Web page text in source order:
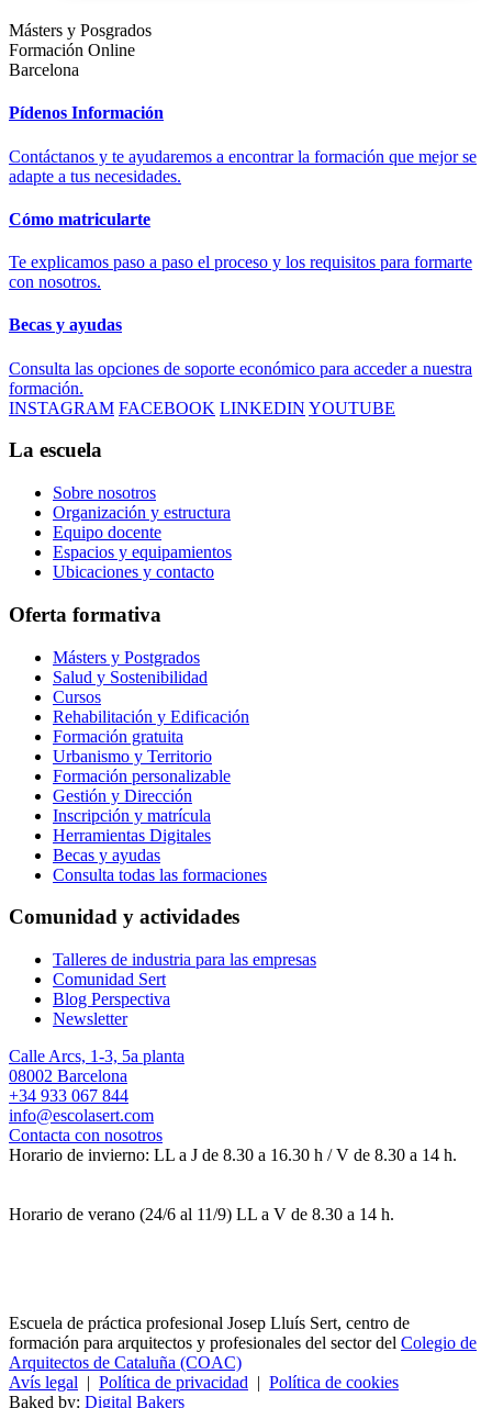
Másters y Posgrados
Formación Online
Barcelona
Pídenos Información
Contáctanos y te ayudaremos a encontrar la formación que mejor se
adapte a tus necesidades.
Cómo matricularte
Te explicamos paso a paso el proceso y los requisitos para formarte
con nosotros.
Becas y ayudas
Consulta las opciones de soporte económico para acceder a nuestra
formación.
INSTAGRAM FACEBOOK LINKEDIN YOUTUBE
La escuela
Sobre nosotros
Organización y estructura
Equipo docente
Espacios y equipamientos
Ubicaciones y contacto
Oferta formativa
Másters y Postgrados
Salud y Sostenibilidad
Cursos
Rehabilitación y Edificación
Formación gratuita
Urbanismo y Territorio
Formación personalizable
Gestión y Dirección
Inscripción y matrícula
Herramientas Digitales
Becas y ayudas
Consulta todas las formaciones
Comunidad y actividades
Talleres de industria para las empresas
Comunidad Sert
Blog Perspectiva
Newsletter
Calle Arcs, 1-3, 5a planta
08002 Barcelona
+34 933 067 844
info@escolasert.com
Contacta con nosotros
Horario de invierno: LL a J de 8.30 a 16.30 h / V de 8.30 a 14 h.
Horario de verano (24/6 al 11/9) LL a V de 8.30 a 14 h.
Escuela de práctica profesional Josep Lluís Sert, centro de
formación para arquitectos y profesionales del sector del Colegio de
Arquitectos de Cataluña (COAC)
Avís legal | Política de privacidad | Política de cookies
Baked by: Digital Bakers